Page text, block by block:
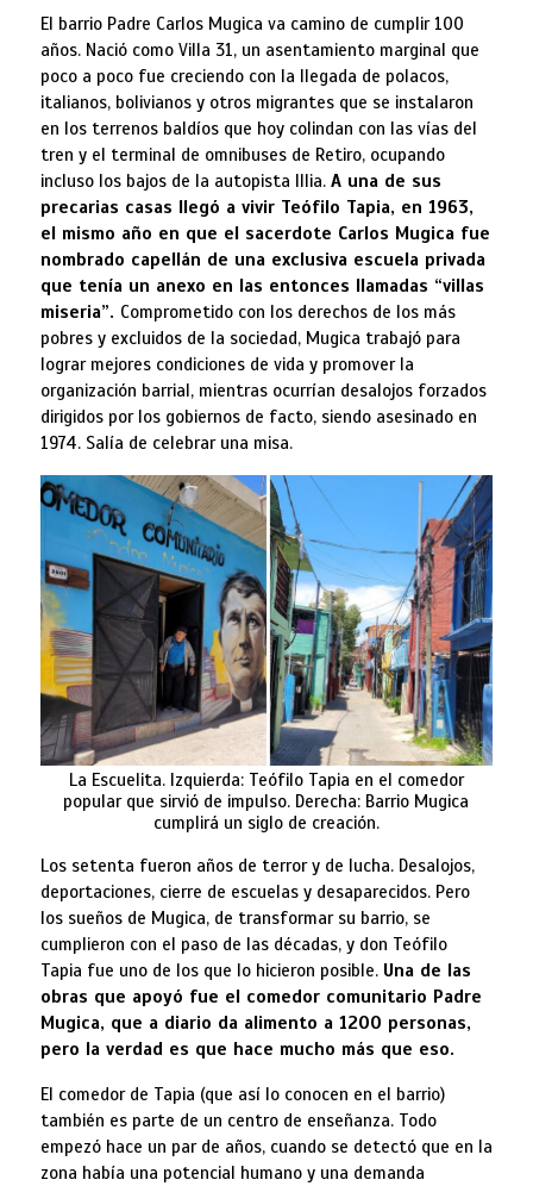
El barrio Padre Carlos Mugica va camino de cumplir 100
años. Nació como Villa 31, un asentamiento marginal que
poco a poco fue creciendo con la llegada de polacos,
italianos, bolivianos y otros migrantes que se instalaron
en los terrenos baldíos que hoy colindan con las vías del
tren y el terminal de omnibuses de Retiro, ocupando
incluso los bajos de la autopista Illia. A una de sus
precarias casas llegó a vivir Teófilo Tapia, en 1963,
el mismo año en que el sacerdote Carlos Mugica fue
nombrado capellán de una exclusiva escuela privada
que tenía un anexo en las entonces llamadas “villas
miseria”. Comprometido con los derechos de los más
pobres y excluidos de la sociedad, Mugica trabajó para
lograr mejores condiciones de vida y promover la
organización barrial, mientras ocurrían desalojos forzados
dirigidos por los gobiernos de facto, siendo asesinado en
1974. Salía de celebrar una misa.
La Escuelita. Izquierda: Teófilo Tapia en el comedor
popular que sirvió de impulso. Derecha: Barrio Mugica
cumplirá un siglo de creación.
Los setenta fueron años de terror y de lucha. Desalojos,
deportaciones, cierre de escuelas y desaparecidos. Pero
los sueños de Mugica, de transformar su barrio, se
cumplieron con el paso de las décadas, y don Teófilo
Tapia fue uno de los que lo hicieron posible. Una de las
obras que apoyó fue el comedor comunitario Padre
Mugica, que a diario da alimento a 1200 personas,
pero la verdad es que hace mucho más que eso.
El comedor de Tapia (que así lo conocen en el barrio)
también es parte de un centro de enseñanza. Todo
empezó hace un par de años, cuando se detectó que en la
zona había una potencial humano y una demanda